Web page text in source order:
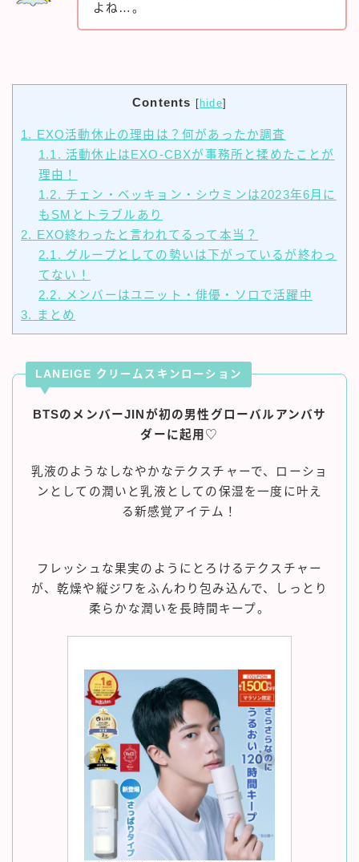
よね…。
Contents [ hide]
1. EXO活動休止の理由は？何があったか調査
1.1. 活動休止はEXO-CBXが事務所と揉めたことが
理由！
1.2. チェン・ベッキョン・シウミンは2023年6月に
もSMとトラブルあり
2. EXO終わったと言われてるって本当？
2.1. グループとしての勢いは下がっているが終わっ
てない！
2.2.
メンバーはユニット・俳優・ソロで活躍中
3.
まとめ
LANEIGE クリームスキンローション
BTSのメンバーJINが初の男性グローバルアンバサ
ダーに起用 ♡
乳液のようなしなやかなテクスチャーで、ローショ
ンとしての潤いと乳液としての保湿を一度に叶え
る新感覚アイテム！
フレッシュな果実のようにとろけるテクスチャー
が、乾燥や縦ジワをふんわり包み込んで、しっとり
柔らかな潤いを長時間キープ。